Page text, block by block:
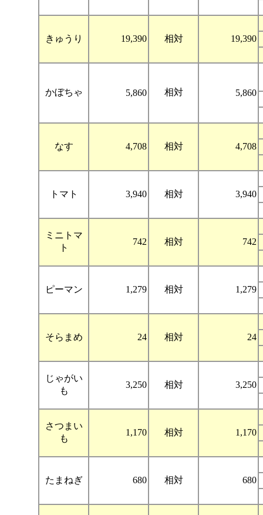
きゅうり 19,390 相対 19,390
かぼちゃ 5,860 相対 5,860
なす 4,708 相対 4,708
トマト 3,940 相対 3,940
ミニトマ
ト
742 相対 742
ピーマン 1,279 相対 1,279
そらまめ 24 相対 24
じゃがい
も
3,250 相対 3,250
さつまい
も
1,170 相対 1,170
たまねぎ 680 相対 680